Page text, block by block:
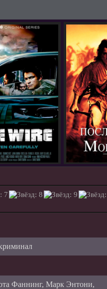
Фаннинг, Марк Энтони,